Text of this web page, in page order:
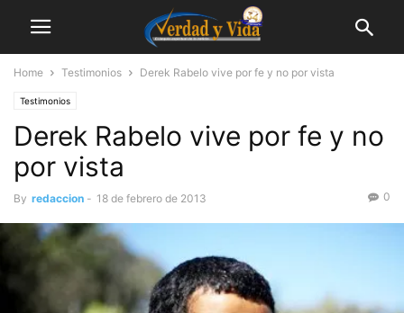
Home Testimonios Derek Rabelo vive por fe y no por vista
Testimonios
Derek Rabelo vive por fe y no
por vista
By redaccion - 18 de febrero de 2013 0